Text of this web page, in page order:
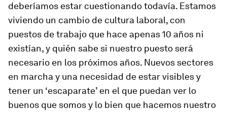
deberíamos estar cuestionando todavía. Estamos
viviendo un cambio de cultura laboral, con
puestos de trabajo que hace apenas 10 años ni
existían, y quién sabe si nuestro puesto será
necesario en los próximos años. Nuevos sectores
en marcha y una necesidad de estar visibles y
tener un ‘escaparate’ en el que puedan ver lo
buenos que somos y lo bien que hacemos nuestro